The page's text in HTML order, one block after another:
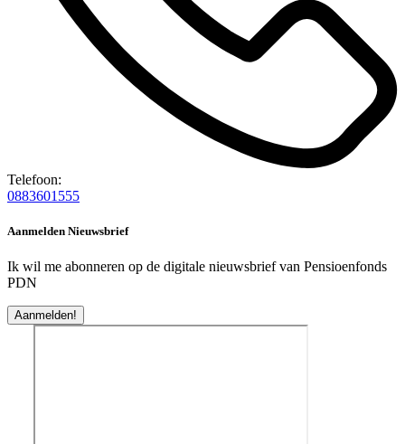
Telefoon:
0883601555
Aanmelden Nieuwsbrief
Ik wil me abonneren op de digitale nieuwsbrief van Pensioenfonds
PDN
Aanmelden!